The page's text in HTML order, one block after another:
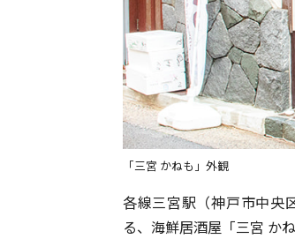
「三宮 かねも」外観
各線三宮駅（神戸市中央
る、海鮮居酒屋「三宮 か